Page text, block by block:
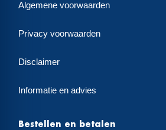
Algemene voorwaarden
Privacy voorwaarden
Disclaimer
Informatie en advies
Bestellen en betalen